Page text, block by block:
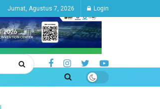
Jumat, Agustus 7, 2026 Login